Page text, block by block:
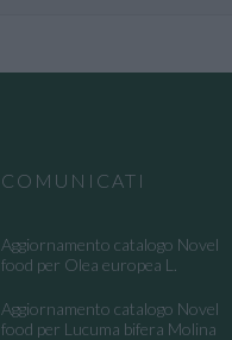
COMUNICATI
Aggiornamento catalogo Novel
food per Olea europea L.
Aggiornamento catalogo Novel
food per Lucuma bifera Molina